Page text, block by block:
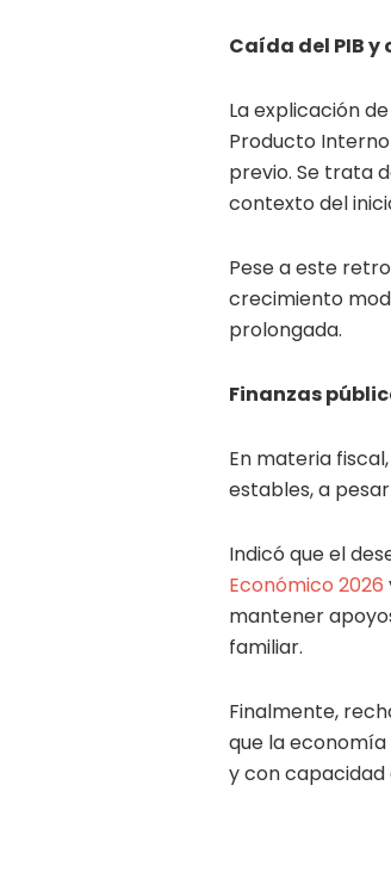
Caída del PIB
La explicación
Producto
previo. Se trata
contexto del
Pese a este
crecimiento
prolongada.
Finanzas
En materia
estables, a
Indicó que el
Económico 2026
mantener
familiar.
Finalmente,
que la
y con